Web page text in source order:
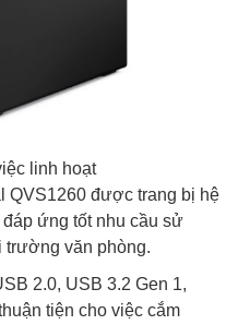
linh hoạt
QVS1260 được trang bị hệ
ứng tốt nhu cầu sử
trường văn phòng.
2.0, USB 3.2 Gen 1,
tiện cho việc cắm